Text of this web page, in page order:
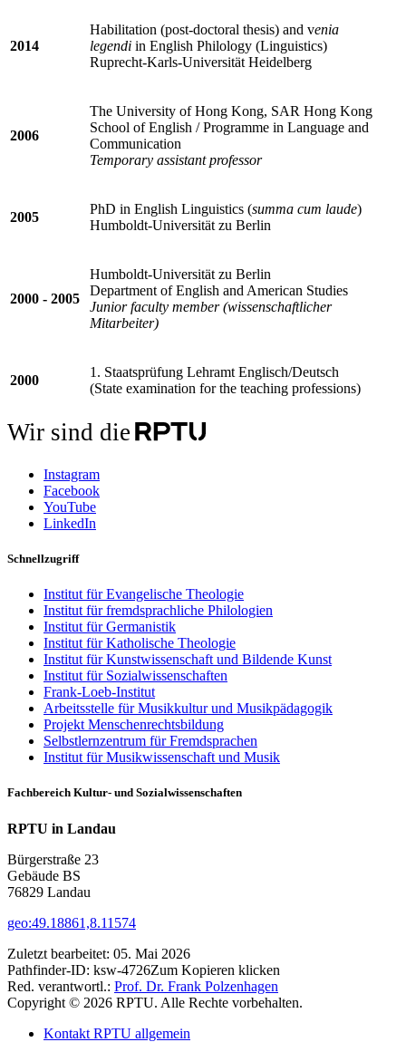
2014
Habilitation (post-doctoral thesis) and venia
legendi in English Philology (Linguistics)
Ruprecht-Karls-Universität Heidelberg
2006
The University of Hong Kong, SAR Hong Kong
School of English / Programme in Language and
Communication
Temporary assistant professor
2005
PhD in English Linguistics (summa cum laude)
Humboldt-Universität zu Berlin
2000 - 2005
Humboldt-Universität zu Berlin
Department of English and American Studies
Junior faculty member (wissenschaftlicher
Mitarbeiter)
2000
1. Staatsprüfung Lehramt Englisch/Deutsch
(State examination for the teaching professions)
Wir sind die
Instagram
Facebook
YouTube
LinkedIn
Schnellzugriff
Institut für Evangelische Theologie
Institut für fremdsprachliche Philologien
Institut für Germanistik
Institut für Katholische Theologie
Institut für Kunstwissenschaft und Bildende Kunst
Institut für Sozialwissenschaften
Frank-Loeb-Institut
Arbeitsstelle für Musikkultur und Musikpädagogik
Projekt Menschenrechtsbildung
Selbstlernzentrum für Fremdsprachen
Institut für Musikwissenschaft und Musik
Fachbereich Kultur- und Sozialwissenschaften
RPTU in Landau
Bürgerstraße 23
Gebäude BS
76829 Landau
geo:49.18861,8.11574
Zuletzt bearbeitet: 05. Mai 2026
Pathfinder-ID: ksw-4726Zum Kopieren klicken
Red. verantwortl.: Prof. Dr. Frank Polzenhagen
Copyright © 2026 RPTU. Alle Rechte vorbehalten.
Kontakt RPTU allgemein